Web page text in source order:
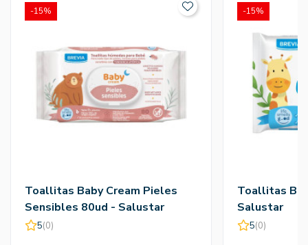
Toallitas Baby Cream Pieles
Sensibles 80ud - Salustar
5(0)
-15%
Toallitas
Salustar
5(0)
-15%